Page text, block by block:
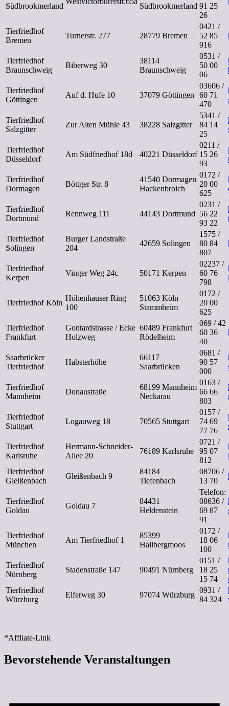
Südbrookmerland
Südbrookmerland 91 25
26
Tierfriedhof
Bremen
Turnerstr. 277 28779 Bremen
0421 /
52 85
916
Tierfriedhof
Braunschweig
Biberweg 30
38114
Braunschweig
0531 /
50 00
06
Tierfriedhof
Göttingen
Auf d. Hufe 10 37079 Göttingen
03606 /
60 71
470
Tierfriedhof
Salzgitter
Zur Alten Mühle 43 38228 Salzgitter
5341 /
84 14
25
Tierfriedhof
Düsseldorf
Am Südfriedhof 18d 40221 Düsseldorf
0211 /
15 26
93
Tierfriedhof
Dormagen
Böttger Str. 8
41540 Dormagen
Hackenbroich
0172 /
20 00
625
Tierfriedhof
Dortmund
Rennweg 111 44143 Dortmund
0231 /
56 22
93 22
Tierfriedhof
Solingen
Burger Landstraße
204
42659 Solingen
1575 /
80 84
807
Tierfriedhof
Kerpen
Vinger Weg 24c 50171 Kerpen
02237 /
60 76
798
Tierfriedhof Köln
Höhenhauser Ring
100
51063 Köln
Stammheim
0172 /
20 00
625
Tierfriedhof
Frankfurt
Gontardstrasse / Ecke
Holzweg
60489 Frankfurt
Rödelheim
069 / 42
60 36
40
Saarbrücker
Tierfriedhof
Habsterhöhe
66117
Saarbrücken
0681 /
90 57
000
Tierfriedhof
Mannheim
Donaustraße
68199 Mannheim
Neckarau
0163 /
66 66
803
Tierfriedhof
Stuttgart
Logauweg 18 70565 Stuttgart
0157 /
74 69
77 76
Tierfriedhof
Karlsruhe
Hermann-Schneider-
Allee 20
76189 Karlsruhe
0721 /
95 07
812
Tierfriedhof
Gleißenbach
Gleißenbach 9
84184
Tiefenbach
08706 /
13 70
Tierfriedhof
Goldau
Goldau 7
84431
Heldenstein
Telefon:
08636 /
69 87
91
Tierfriedhof
München
Am Tierfriedhof 1
85399
Hallbergmoos
0172 /
18 06
100
Tierfriedhof
Nürnberg
Stadenstraße 147 90491 Nürnberg
0151 /
18 25
15 74
Tierfriedhof
Würzburg
Elferweg 30 97074 Würzburg
0931 /
84 324
*Affliate-Link
Bevorstehende Veranstaltungen